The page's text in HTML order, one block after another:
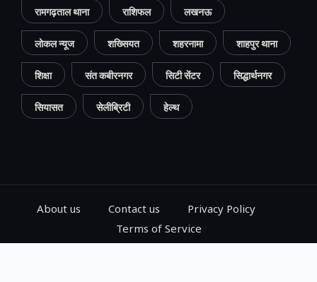
रामगढ़ताल थाना राशिफल लखनऊ
लोकल न्यूज शख्सियत शहरनामा शाहपुर थाना
शिक्षा संत कबीरनगर सिटी सेंटर सिद्धार्थनगर
सियासत सेलीब्रिटी हेल्थ
About us Contact us
Privacy Policy
Terms of Service